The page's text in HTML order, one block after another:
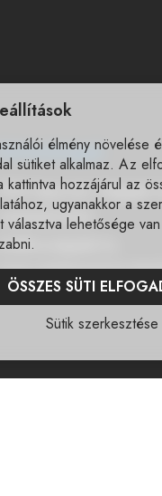
Kaposvár, Nagygát
WEBSHOPOS
élmény növelése
sütiket alkalmaz. Az
kattintva hozzájárul az
ugyanakkor a
választva lehetősége
ÖSSZES SÜTI
Sütik szerkesztése